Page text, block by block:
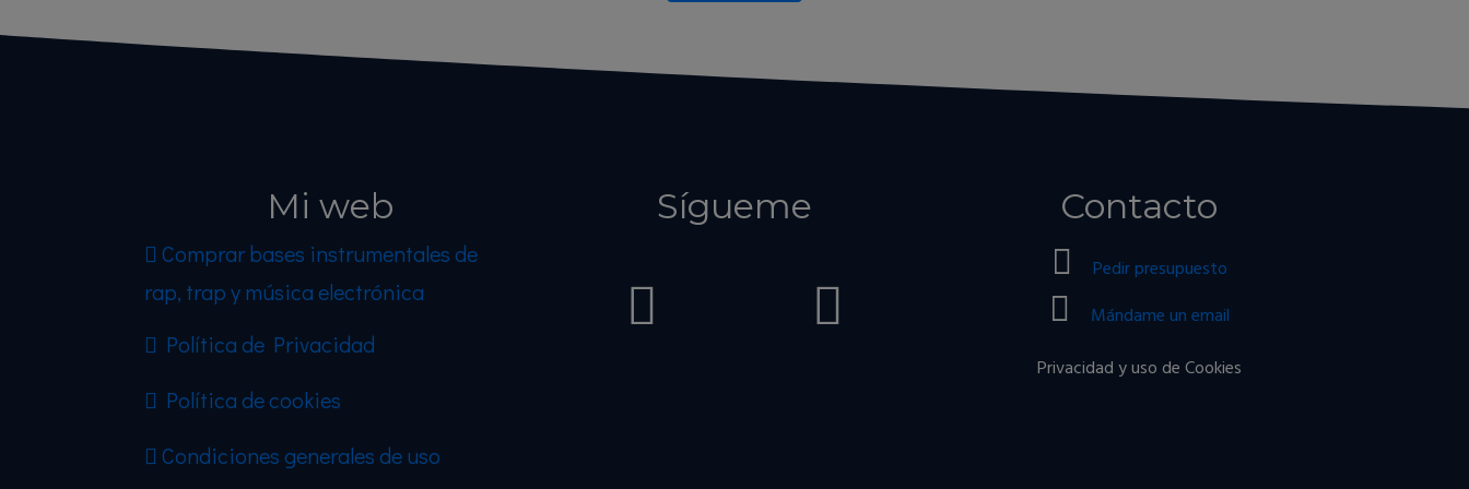
Mi web
Comprar bases instrumentales de
rap, trap y música electrónica
Política de Privacidad
Política de cookies
Condiciones generales de uso
Sígueme Contacto
Pedir presupuesto
Mándame un email
Privacidad y uso de Cookies